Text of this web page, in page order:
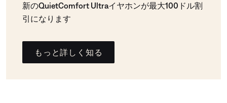
新のQuietComfort Ultraイヤホンが最大100ドル割
引になります
もっと詳しく知る